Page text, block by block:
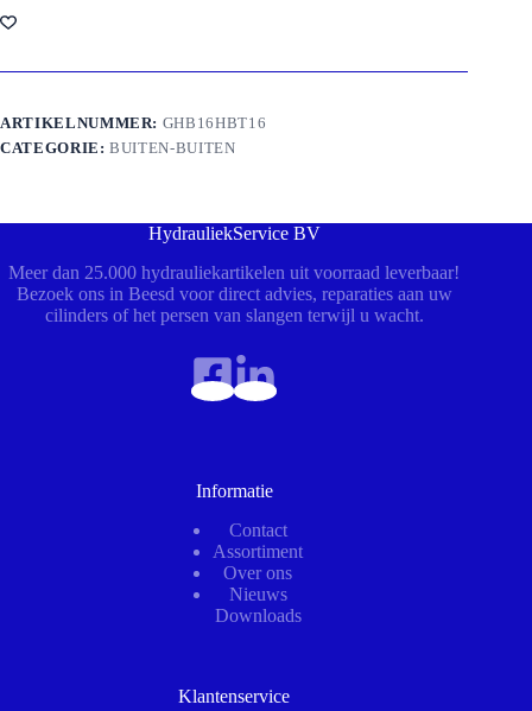
ARTIKELNUMMER: GHB16HBT16
CATEGORIE:BUITEN-BUITEN
HydrauliekService BV
Meer dan 25.000 hydrauliekartikelen uit voorraad leverbaar!
Bezoek ons in Beesd voor direct advies, reparaties aan uw
cilinders of het persen van slangen terwijl u wacht.
Informatie
Contact
Assortiment
Over ons
Nieuws
Downloads
Klantenservice